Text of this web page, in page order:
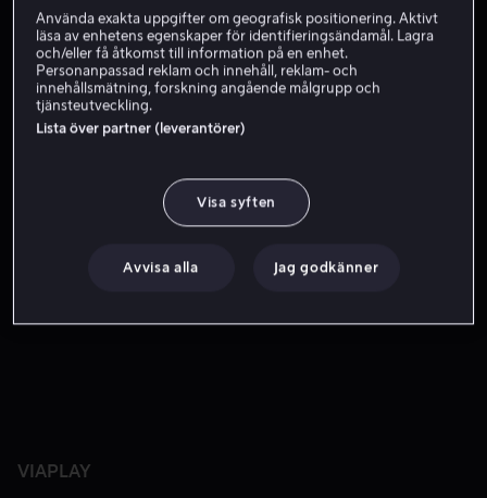
Skaffa Viaplay
Tre kändispar, tre spektakulära bröllop! Vi följer Annette
Tre kändispar, tre spektakulära bröllop! Vi följer
på en resa full av romantik, drama, skratt och
oförglömliga stunder.
Medverkande Lasse Joachim Langerud Annette
VIAPLAY
Använda exakta uppgifter om geografisk positionering. Aktivt
läsa av enhetens egenskaper för identifieringsändamål. Lagra
och/eller få åtkomst till information på en enhet.
Personanpassad reklam och innehåll, reklam- och
innehållsmätning, forskning angående målgrupp och
tjänsteutveckling.
Lista över partner (leverantörer)
Visa syften
Avvisa alla Jag godkänner